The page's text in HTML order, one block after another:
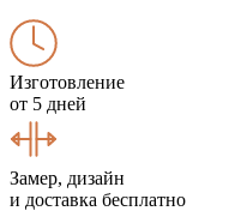
Изготовление
от 5 дней
Замер, дизайн
и доставка бесплатно